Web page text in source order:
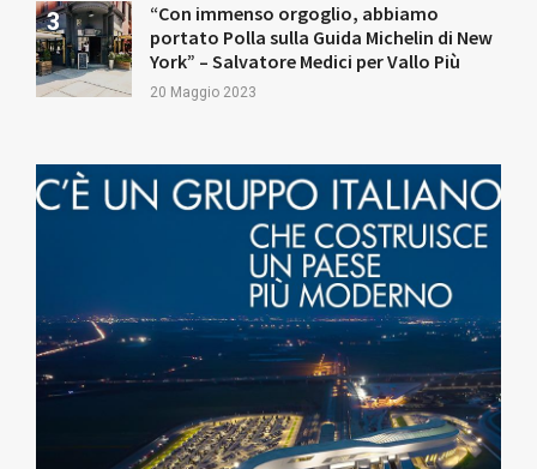
“Con immenso orgoglio, abbiamo
portato Polla sulla Guida Michelin di New
York” – Salvatore Medici per Vallo Più
20 Maggio 2023